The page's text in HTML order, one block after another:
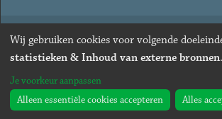
© 2026Ancien ministre et député honoraire
Webdesign & développement par Zenjoy de Louvain
Wij gebruiken cookies voor volgende
statistieken & Inhoud van externe bronnen.
Je voorkeur aanpassen
Alleen essentiële cookies accepteren
Alles